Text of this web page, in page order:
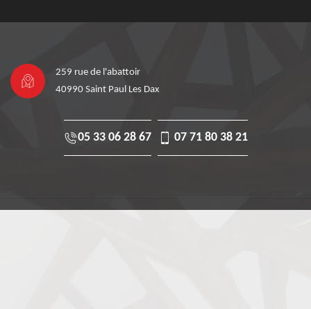
259 rue de l'abattoir
40990 Saint Paul Les Dax
05 33 06 28 67 07 71 80 38 21